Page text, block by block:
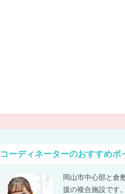
コーディネーターのおすすめポ
岡山市中心部と倉
援の複合施設です